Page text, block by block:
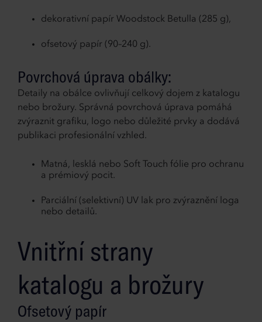
dekorativní papír Woodstock Betulla (285 g),
ofsetový papír (90–240 g).
Povrchová úprava obálky:
Detaily na obálce ovlivňují celkový dojem z katalogu
nebo brožury. Správná povrchová úprava pomáhá
zvýraznit grafiku, logo nebo důležité prvky a dodává
publikaci profesionální vzhled.
Matná, lesklá nebo Soft Touch fólie pro ochranu
a prémiový pocit.
Parciální (selektivní) UV lak pro zvýraznění loga
nebo detailů.
Vnitřní strany
katalogu a brožury
Ofsetový papír